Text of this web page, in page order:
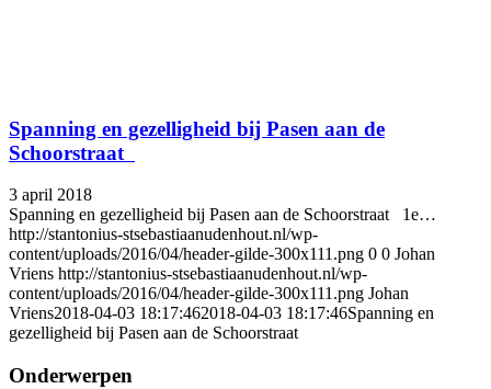
Spanning en gezelligheid bij Pasen aan de
Schoorstraat
3 april 2018
Spanning en gezelligheid bij Pasen aan de Schoorstraat 1e…
http://stantonius-stsebastiaanudenhout.nl/wp-
content/uploads/2016/04/header-gilde-300x111.png 0 0 Johan
Vriens http://stantonius-stsebastiaanudenhout.nl/wp-
content/uploads/2016/04/header-gilde-300x111.png Johan
Vriens2018-04-03 18:17:462018-04-03 18:17:46Spanning en
gezelligheid bij Pasen aan de Schoorstraat
Onderwerpen